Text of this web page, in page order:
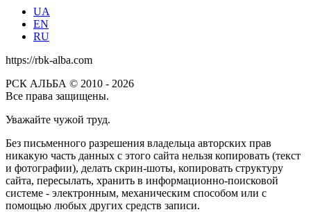
UA
EN
RU
https://rbk-alba.com
РСК АЛЬБА © 2010 - 2026
Все права защищены.
Уважайте чужой труд.
Без письменного разрешения владельца авторских прав
никакую часть данных с этого сайта нельзя копировать (текст
и фотографии), делать скрин-шоты, копировать структуру
сайта, пересылать, хранить в информационно-поисковой
системе - электронным, механическим способом или с
помощью любых других средств записи.